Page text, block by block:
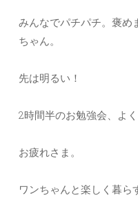
みんなでパチパチ。褒め
ちゃん。
先は明るい！
2時間半のお勉強会、よ
お疲れさま。
ワンちゃんと楽しく暮ら